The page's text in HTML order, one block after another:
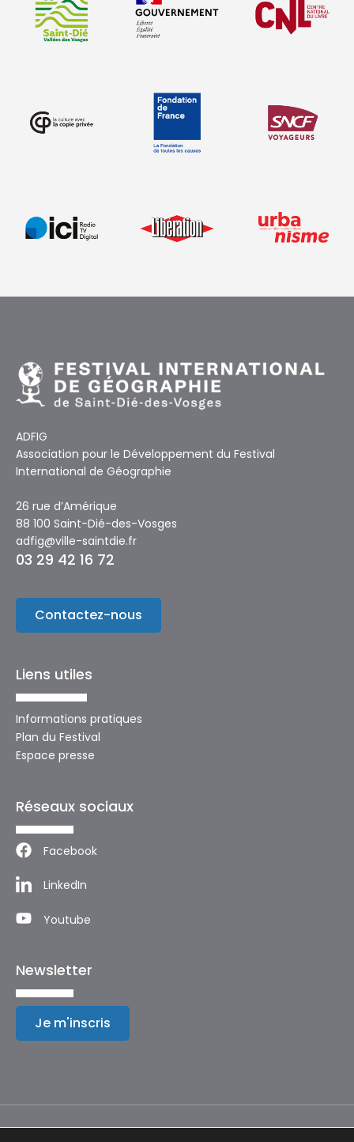
ADFIG
Association pour le Développement du Festival
International de Géographie
26 rue d’Amérique
88 100 Saint-Dié-des-Vosges
adfig@ville-saintdie.fr
03 29 42 16 72
Contactez-nous
Liens utiles
Informations pratiques
Plan du Festival
Espace presse
Réseaux sociaux
Facebook
LinkedIn
Youtube
Newsletter
Je m'inscris